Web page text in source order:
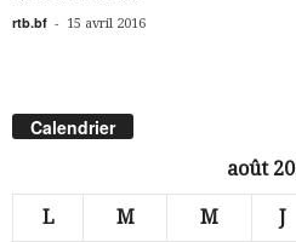
rtb.bf - 15 avril 2016
Calendrier
août
L M M J